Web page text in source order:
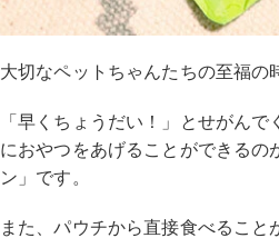
大切なペットちゃんたちの至福の
「早くちょうだい！」とせがん
におやつをあげることができる
ン」です。
また、パウチから直接食べること